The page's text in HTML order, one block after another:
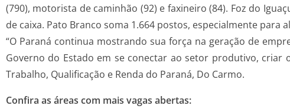
(790), motorista de caminhão (92) e faxineiro (84). Foz do
de caixa. Pato Branco soma 1.664 postos, especialmente
“O Paraná continua mostrando sua força na geração de
Governo do Estado em se conectar ao setor produtivo,
Trabalho, Qualificação e Renda do Paraná, Do Carmo.
Confira as áreas com mais vagas abertas: